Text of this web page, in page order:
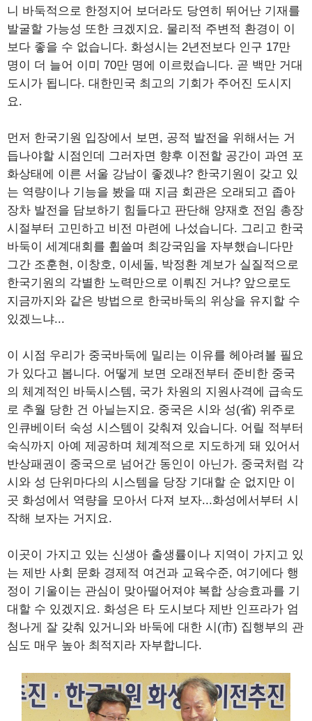
니 바둑적으로 한정지어 보더라도 당연히 뛰어난 기재를
발굴할 가능성 또한 크겠지요. 물리적 주변적 환경이 이
보다 좋을 수 없습니다. 화성시는 2년전보다 인구 17만
명이 더 늘어 이미 70만 명에 이르렀습니다. 곧 백만 거대
도시가 됩니다. 대한민국 최고의 기회가 주어진 도시지
요.
먼저 한국기원 입장에서 보면, 공적 발전을 위해서는 거
듭나야할 시점인데 그러자면 향후 이전할 공간이 과연 포
화상태에 이른 서울 강남이 좋겠냐? 한국기원이 갖고 있
는 역량이나 기능을 봤을 때 지금 회관은 오래되고 좁아
장차 발전을 담보하기 힘들다고 판단해 양재호 전임 총장
시절부터 고민하고 비전 마련에 나섰습니다. 그리고 한국
바둑이 세계대회를 휩쓸며 최강국임을 자부했습니다만
그간 조훈현, 이창호, 이세돌, 박정환 계보가 실질적으로
한국기원의 각별한 노력만으로 이뤄진 거냐? 앞으로도
지금까지와 같은 방법으로 한국바둑의 위상을 유지할 수
있겠느냐...
이 시점 우리가 중국바둑에 밀리는 이유를 헤아려볼 필요
가 있다고 봅니다. 어떻게 보면 오래전부터 준비한 중국
의 체계적인 바둑시스템, 국가 차원의 지원사격에 급속도
로 추월 당한 건 아닐는지요. 중국은 시와 성(省) 위주로
인큐베이터 숙성 시스템이 갖춰져 있습니다. 어릴 적부터
숙식까지 아예 제공하며 체계적으로 지도하게 돼 있어서
반상패권이 중국으로 넘어간 동인이 아닌가. 중국처럼 각
시와 성 단위마다의 시스템을 당장 기대할 순 없지만 이
곳 화성에서 역량을 모아서 다져 보자...화성에서부터 시
작해 보자는 거지요.
이곳이 가지고 있는 신생아 출생률이나 지역이 가지고 있
는 제반 사회 문화 경제적 여건과 교육수준, 여기에다 행
정이 기울이는 관심이 맞아떨어져야 복합 상승효과를 기
대할 수 있겠지요. 화성은 타 도시보다 제반 인프라가 엄
청나게 잘 갖춰 있거니와 바둑에 대한 시(市) 집행부의 관
심도 매우 높아 최적지라 자부합니다.